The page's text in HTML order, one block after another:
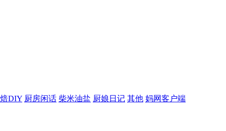
DIY 厨房闲话 柴米油盐 厨娘日记 其他 妈网客户端